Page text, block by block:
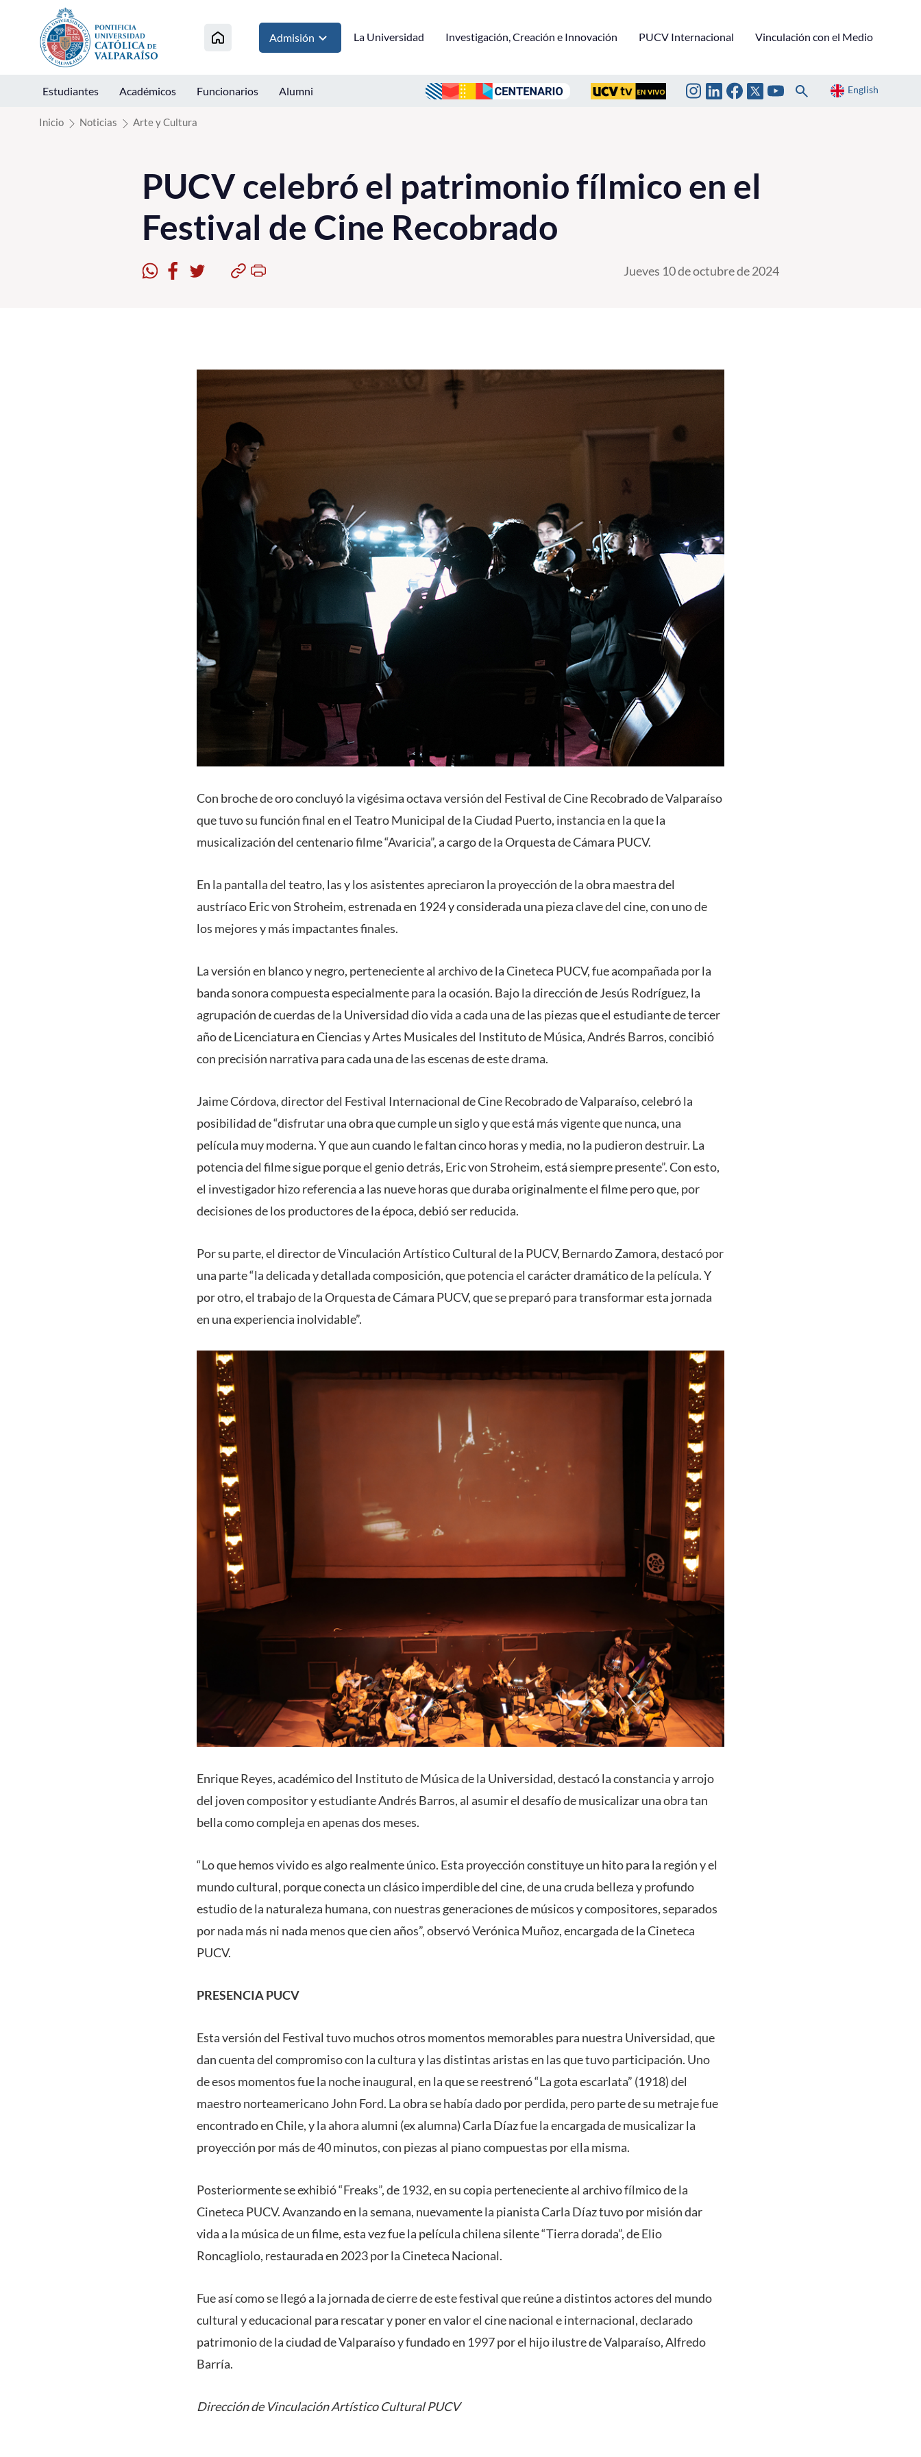
Click acá para ir directamente al contenido
Admisión La Universidad Investigación, Creación e Innovación PUCV Internacional Vinculación con el Medio
Estudiantes Académicos Funcionarios Alumni English
Inicio Noticias Arte y Cultura
PUCV celebró el patrimonio fílmico en el
Festival de Cine Recobrado
Jueves 10 de octubre de 2024
Con broche de oro concluyó la vigésima octava versión del Festival de Cine Recobrado de Valparaíso
que tuvo su función final en el Teatro Municipal de la Ciudad Puerto, instancia en la que la
musicalización del centenario filme “Avaricia”, a cargo de la Orquesta de Cámara PUCV.
En la pantalla del teatro, las y los asistentes apreciaron la proyección de la obra maestra del
austríaco Eric von Stroheim, estrenada en 1924 y considerada una pieza clave del cine, con uno de
los mejores y más impactantes finales.
La versión en blanco y negro, perteneciente al archivo de la Cineteca PUCV, fue acompañada por la
banda sonora compuesta especialmente para la ocasión. Bajo la dirección de Jesús Rodríguez, la
agrupación de cuerdas de la Universidad dio vida a cada una de las piezas que el estudiante de tercer
año de Licenciatura en Ciencias y Artes Musicales del Instituto de Música, Andrés Barros, concibió
con precisión narrativa para cada una de las escenas de este drama.
Jaime Córdova, director del Festival Internacional de Cine Recobrado de Valparaíso, celebró la
posibilidad de “disfrutar una obra que cumple un siglo y que está más vigente que nunca, una
película muy moderna. Y que aun cuando le faltan cinco horas y media, no la pudieron destruir. La
potencia del filme sigue porque el genio detrás, Eric von Stroheim, está siempre presente”. Con esto,
el investigador hizo referencia a las nueve horas que duraba originalmente el filme pero que, por
decisiones de los productores de la época, debió ser reducida.
Por su parte, el director de Vinculación Artístico Cultural de la PUCV, Bernardo Zamora, destacó por
una parte “la delicada y detallada composición, que potencia el carácter dramático de la película. Y
por otro, el trabajo de la Orquesta de Cámara PUCV, que se preparó para transformar esta jornada
en una experiencia inolvidable”.
Enrique Reyes, académico del Instituto de Música de la Universidad, destacó la constancia y arrojo
del joven compositor y estudiante Andrés Barros, al asumir el desafío de musicalizar una obra tan
bella como compleja en apenas dos meses.
“Lo que hemos vivido es algo realmente único. Esta proyección constituye un hito para la región y el
mundo cultural, porque conecta un clásico imperdible del cine, de una cruda belleza y profundo
estudio de la naturaleza humana, con nuestras generaciones de músicos y compositores, separados
por nada más ni nada menos que cien años”, observó Verónica Muñoz, encargada de la Cineteca
PUCV.
PRESENCIA PUCV
Esta versión del Festival tuvo muchos otros momentos memorables para nuestra Universidad, que
dan cuenta del compromiso con la cultura y las distintas aristas en las que tuvo participación. Uno
de esos momentos fue la noche inaugural, en la que se reestrenó “La gota escarlata” (1918) del
maestro norteamericano John Ford. La obra se había dado por perdida, pero parte de su metraje fue
encontrado en Chile, y la ahora alumni (ex alumna) Carla Díaz fue la encargada de musicalizar la
proyección por más de 40 minutos, con piezas al piano compuestas por ella misma.
Posteriormente se exhibió “Freaks”, de 1932, en su copia perteneciente al archivo fílmico de la
Cineteca PUCV. Avanzando en la semana, nuevamente la pianista Carla Díaz tuvo por misión dar
vida a la música de un filme, esta vez fue la película chilena silente “Tierra dorada”, de Elio
Roncagliolo, restaurada en 2023 por la Cineteca Nacional.
Fue así como se llegó a la jornada de cierre de este festival que reúne a distintos actores del mundo
cultural y educacional para rescatar y poner en valor el cine nacional e internacional, declarado
patrimonio de la ciudad de Valparaíso y fundado en 1997 por el hijo ilustre de Valparaíso, Alfredo
Barría.
Dirección de Vinculación Artístico Cultural PUCV